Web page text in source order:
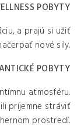
POBYTY
a prajú si užiť
nové sily.
POBYTY
atmosféru.
príjemne stráviť
prostredí.